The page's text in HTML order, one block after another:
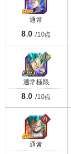
通常
8.0 /10点
通常極限
8.0 /10点
通常